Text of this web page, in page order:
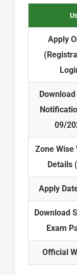
Apply
09/
Zone Wise
Details
Apply
Download
Exam
Official